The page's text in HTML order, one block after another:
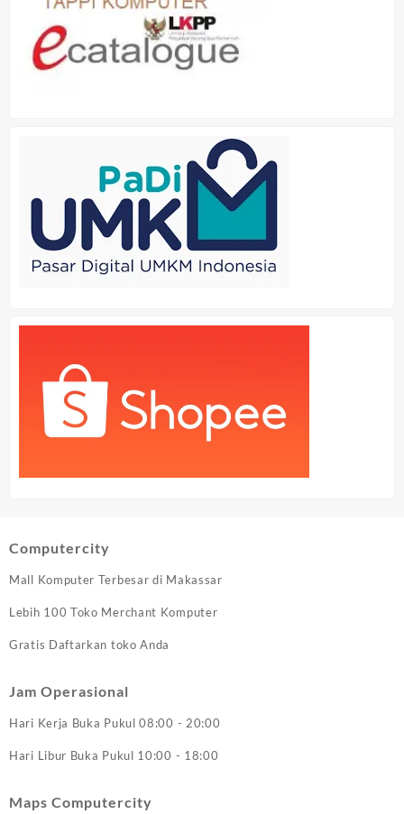
Computercity
Mall Komputer Terbesar di Makassar
Lebih 100 Toko Merchant Komputer
Gratis Daftarkan toko Anda
Jam Operasional
Hari Kerja Buka Pukul 08:00 - 20:00
Hari Libur Buka Pukul 10:00 - 18:00
Maps Computercity